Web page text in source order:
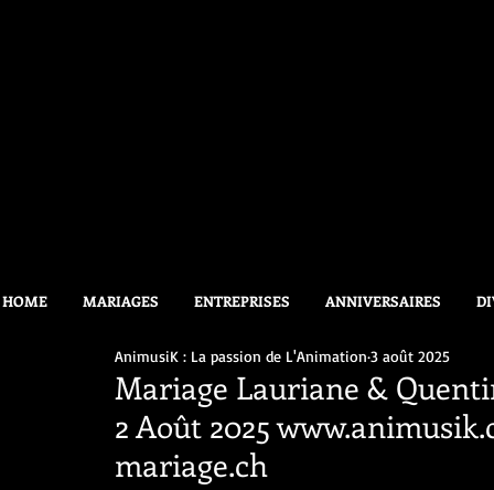
HOME MARIAGES ENTREPRISES ANNIVERSAIRES
Mariage Lauriane &
2 Août 2025
mariage.ch
AnimusiK : La passion de L'Animation 3 août 2025